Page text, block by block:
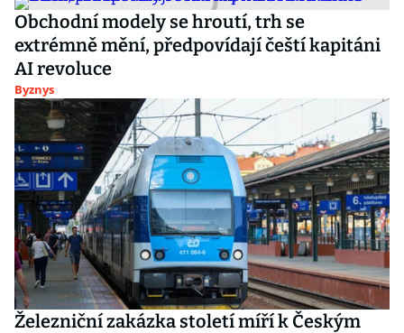
Obchodní modely se hroutí, trh se
extrémně mění, předpovídají čeští kapitáni
AI revoluce
Byznys
Železniční zakázka století míří k Českým